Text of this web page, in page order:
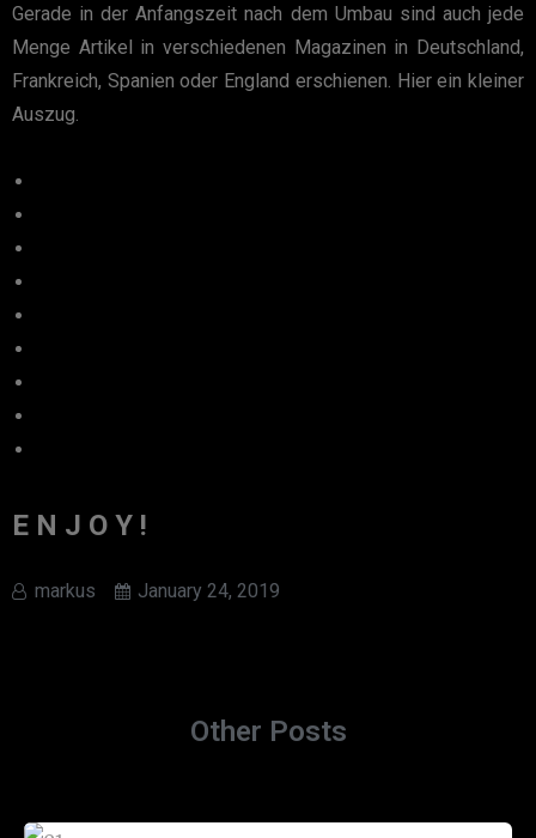
Gerade in der Anfangszeit nach dem Umbau sind auch jede
Menge Artikel in verschiedenen Magazinen in Deutschland,
Frankreich, Spanien oder England erschienen. Hier ein kleiner
Auszug.
E N J O Y !
markus January 24, 2019
Other Posts